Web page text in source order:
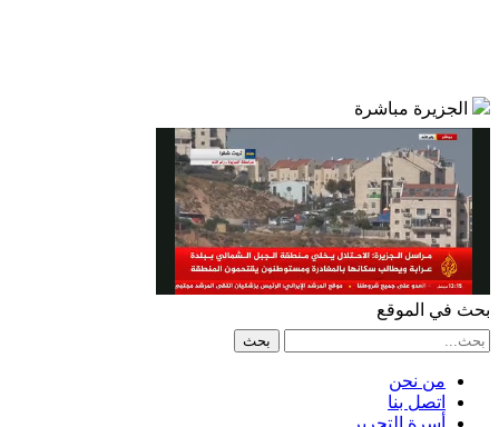
الجزيرة مباشرة
بحث في الموقع
من نحن
اتصل بنا
أسرة التحرير